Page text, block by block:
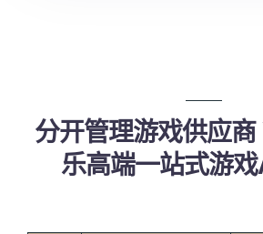
分开管理游戏供应商
乐高端一站式游